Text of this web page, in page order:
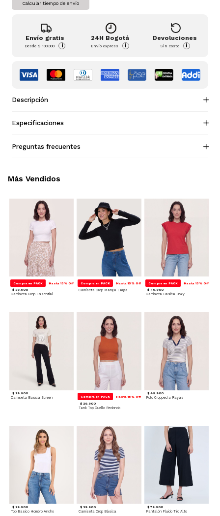
Calcular tiempo de envío
Envío gratis
Desde$ 100.000 i
24H Bogotá
Envío express i
Devoluciones
Sin costo i
Descripción
Especificaciones
Preguntas frecuentes
Compra en PACK Hasta 15% Off
$ 39.900
Camiseta Crop Essential
Compra en PACK Hasta 15% Off
Camiseta Crop Manga Larga
Compra en PACK Hasta 15% Off
$ 49.900
Camiseta Basica Boxy
$ 39.900
Camiseta Basica Screen Compra en PACK Hasta 15% Off
$ 29.900
Tank Top Cuello Redondo
$ 49.900
Polo Cropped a Rayas
$ 39.900
Top Basico Hombro Ancho
$ 39.900
Camiseta Crop Básica
$ 79.900
Pantalón Fluido Tiro Alto
Más Vendidos